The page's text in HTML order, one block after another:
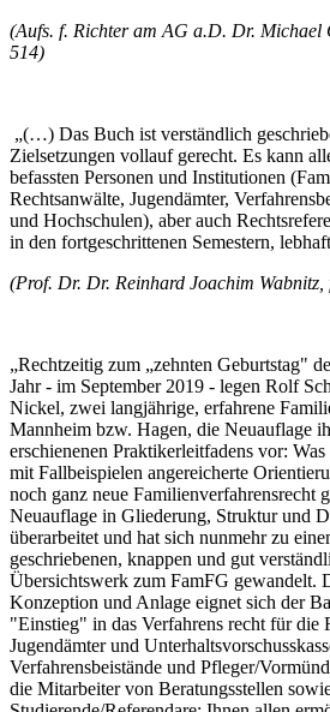
(Aufs. f. Richter am AG a.D. Dr. Michael
514)
„(…) Das Buch ist verständlich
Zielsetzungen vollauf gerecht. Es kann
befassten Personen und Institutionen
Rechtsanwälte, Jugendämter,
und Hochschulen), aber auch
in den fortgeschrittenen Semestern,
(Prof. Dr. Dr. Reinhard Joachim
„Rechtzeitig zum „zehnten Geburtstag"
Jahr - im September 2019 - legen Rolf
Nickel, zwei langjährige, erfahrene
Mannheim bzw. Hagen, die Neuauflage
erschienenen Praktikerleitfadens vor: Was
mit Fallbeispielen angereicherte
noch ganz neue Familienverfahrensrecht
Neuauflage in Gliederung, Struktur und
überarbeitet und hat sich nunmehr zu
geschriebenen, knappen und gut
Übersichtswerk zum FamFG gewandelt.
Konzeption und Anlage eignet sich der
"Einstieg" in das Verfahrens­ recht für die
Jugendämter und
Verfahrensbeistände und Pfleger/
die Mitarbeiter von Beratungsstellen